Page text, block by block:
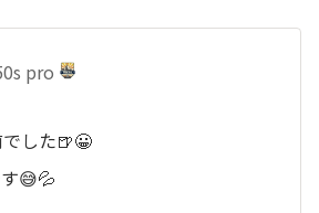
pro
した🍺😀
😅💦